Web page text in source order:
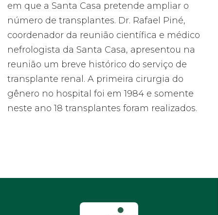
em que a Santa Casa pretende ampliar o
número de transplantes. Dr. Rafael Piné,
coordenador da reunião científica e médico
nefrologista da Santa Casa, apresentou na
reunião um breve histórico do serviço de
transplante renal. A primeira cirurgia do
gênero no hospital foi em 1984 e somente
neste ano 18 transplantes foram realizados.